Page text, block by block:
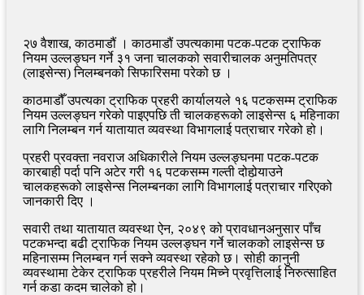
२७ वैशाख, काठमाडौं । काठमाडौं उपत्यकामा पटक-पटक ट्राफिक
नियम उल्लङ्घन गर्ने ३१ जना चालकको सवारीचालक अनुमतिपत्र
(लाइसेन्स) निलम्बनको सिफारिसमा परेको छ ।
काठमाडौँ उपत्यका ट्राफिक प्रहरी कार्यालयले १६ पटकसम्म ट्राफिक
नियम उल्लङ्घन गरेको पाइएपछि ती चालकहरूको लाइसेन्स ६ महिनाका
लागि निलम्बन गर्न यातायात व्यवस्था विभागलाई पत्राचार गरेको हो।
प्रहरी प्रवक्ता नवराज अधिकारीले नियम उल्लङ्घनमा पटक-पटक
कारबाही पर्दा पनि अटेर गरी १६ पटकसम्म गल्ती दोहोर्‍याउने
चालकहरूको लाइसेन्स निलम्बनका लागि विभागलाई पत्राचार गरिएको
जानकारी दिए ।
सवारी तथा यातायात व्यवस्था ऐन, २०४९ को प्रावधानअनुसार पाँच
पटकभन्दा बढी ट्राफिक नियम उल्लङ्घन गर्ने चालकको लाइसेन्स छ
महिनासम्म निलम्बन गर्न सक्ने व्यवस्था रहेको छ। सोही कानुनी
व्यवस्थामा टेकेर ट्राफिक प्रहरीले नियम मिच्ने प्रवृत्तिलाई निरुत्साहित
गर्न कडा कदम चालेको हो।